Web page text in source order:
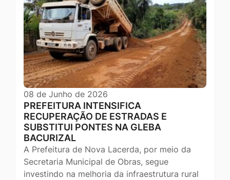
08 de Junho de 2026
PREFEITURA INTENSIFICA
RECUPERAÇÃO DE ESTRADAS E
SUBSTITUI PONTES NA GLEBA
BACURIZAL
A Prefeitura de Nova Lacerda, por meio da
Secretaria Municipal de Obras, segue
investindo na melhoria da infraestrutura rural